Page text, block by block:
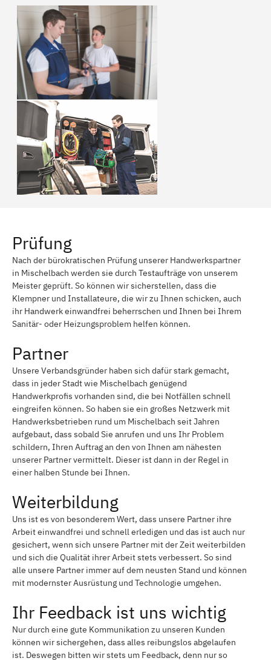
Prüfung
Nach der bürokratischen Prüfung unserer Handwerkspartner
in Mischelbach werden sie durch Testaufträge von unserem
Meister geprüft. So können wir sicherstellen, dass die
Klempner und Installateure, die wir zu Ihnen schicken, auch
ihr Handwerk einwandfrei beherrschen und Ihnen bei Ihrem
Sanitär- oder Heizungsproblem helfen können.
Partner
Unsere Verbandsgründer haben sich dafür stark gemacht,
dass in jeder Stadt wie Mischelbach genügend
Handwerkprofis vorhanden sind, die bei Notfällen schnell
eingreifen können. So haben sie ein großes Netzwerk mit
Handwerksbetrieben rund um Mischelbach seit Jahren
aufgebaut, dass sobald Sie anrufen und uns Ihr Problem
schildern, Ihren Auftrag an den von Ihnen am nähesten
unserer Partner vermittelt. Dieser ist dann in der Regel in
einer halben Stunde bei Ihnen.
Weiterbildung
Uns ist es von besonderem Wert, dass unsere Partner ihre
Arbeit einwandfrei und schnell erledigen und das ist auch nur
gesichert, wenn sich unsere Partner mit der Zeit weiterbilden
und sich die Qualität ihrer Arbeit stets verbessert. So sind
alle unsere Partner immer auf dem neusten Stand und können
mit modernster Ausrüstung und Technologie umgehen.
Ihr Feedback ist uns wichtig
Nur durch eine gute Kommunikation zu unseren Kunden
können wir sichergehen, dass alles reibungslos abgelaufen
ist. Deswegen bitten wir stets um Feedback, denn nur so